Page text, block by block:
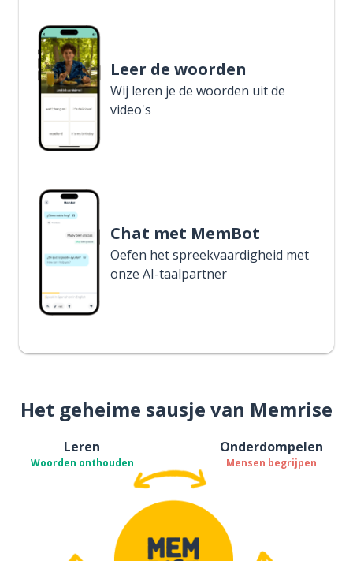
Leer de woorden
Wij leren je de woorden uit de
video's
Chat met MemBot
Oefen het spreekvaardigheid met
onze AI-taalpartner
Het geheime sausje van Memrise
Leren
Woorden onthouden
Onderdompelen
Mensen begrijpen